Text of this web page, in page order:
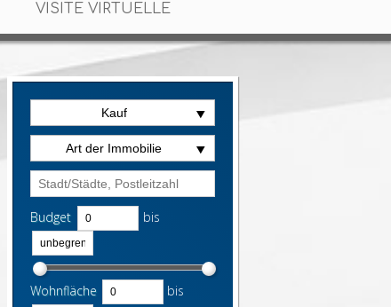
VISITE VIRTUELLE
Kauf
Art der Immobilie
Budget bis
Wohnfläche bis